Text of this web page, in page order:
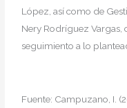
López, así como de
Nery Rodríguez
seguimiento a lo
Fuente: Campuzano, I.